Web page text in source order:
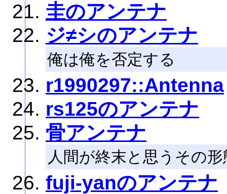
圭のアンテナ
ジ≠シのアンテナ
俺は俺を否定する
r1990297::Antenna
rs125のアンテナ
骨アンテナ
人間が終末と思うその
fuji-yanのアンテナ